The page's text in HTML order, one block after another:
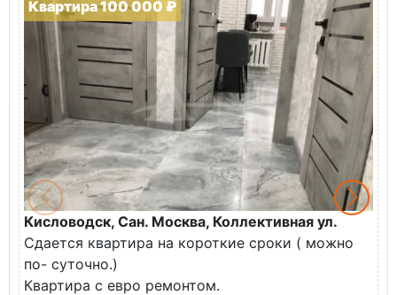
Квартира 100 000 ₽
Кисловодск, Сан. Москва, Коллективная ул.
Сдается квартира на короткие сроки ( можно
по- суточно.)
Квартира с евро ремонтом.